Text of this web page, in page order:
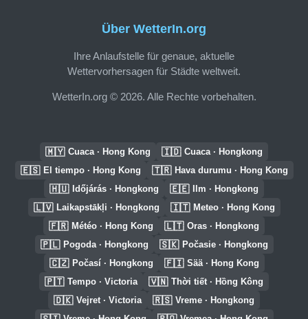
Über WetterIn.org
Ihre Anlaufstelle für genaue, aktuelle
Wettervorhersagen für Städte weltweit.
WetterIn.org © 2026. Alle Rechte vorbehalten.
🇲🇾 Cuaca · Hong Kong 🇮🇩 Cuaca · Hongkong
🇪🇸 El tiempo · Hong Kong 🇹🇷 Hava durumu · Hong Kong
🇭🇺 Időjárás · Hongkong 🇪🇪 Ilm · Hongkong
🇱🇻 Laikapstākļi · Hongkong 🇮🇹 Meteo · Hong Kong
🇫🇷 Météo · Hong Kong 🇱🇹 Oras · Hongkong
🇵🇱 Pogoda · Hongkong 🇸🇰 Počasie · Hongkong
🇨🇿 Počasí · Hongkong 🇫🇮 Sää · Hong Kong
🇵🇹 Tempo · Victoria 🇻🇳 Thời tiết · Hồng Kông
🇩🇰 Vejret · Victoria 🇷🇸 Vreme · Hongkong